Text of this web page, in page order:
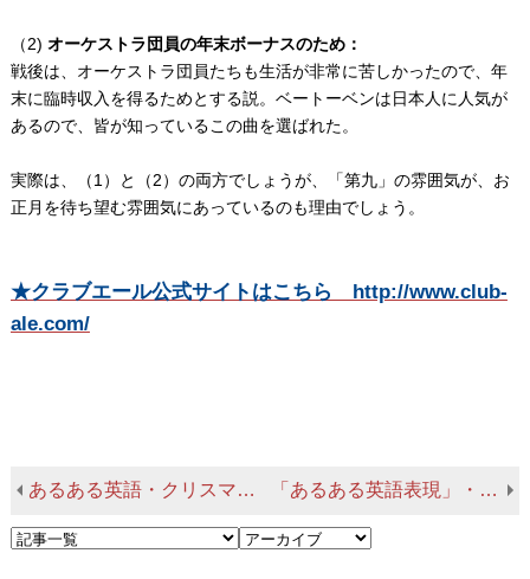
（2) オーケストラ団員の年末ボーナスのため：
戦後は、オーケストラ団員たちも生活が非常に苦しかったので、年
末に臨時収入を得るためとする説。ベートーベンは日本人に人気が
あるので、皆が知っているこの曲を選ばれた。
実際は、（1）と（2）の両方でしょうが、「第九」の雰囲気が、お
正月を待ち望む雰囲気にあっているのも理由でしょう。
★クラブエール公式サイトはこちら http://www.club-
ale.com/
あるある英語・クリスマス関係ー３ 「あるある英語表現」・携帯電話関係－１